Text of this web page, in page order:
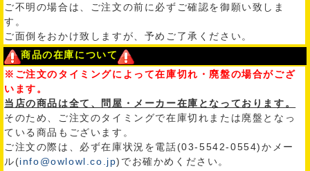
ご不明の場合は、ご注文の前に必ずご確認を御願い致しま
す。
ご面倒をおかけ致しますが、予めご了承ください。
商品の在庫について
※ご注文のタイミングによって在庫切れ・廃盤の場合がござ
います。
当店の商品は全て、問屋・メーカー在庫となっております。
そのため、ご注文のタイミングで在庫切れまたは廃盤となっ
ている商品もございます。
ご注文の際は、必ず在庫状況を電話(03-5542-0554)かメー
ル(info@owlowl.co.jp)でお確かめください。